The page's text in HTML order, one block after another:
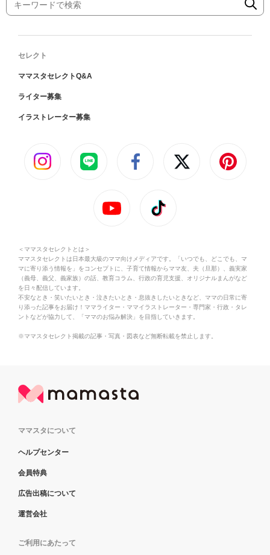
セレクト
ママスタセレクトQ&A
ライター募集
イラストレーター募集
＜ママスタセレクトとは＞
ママスタセレクトは日本最大級のママ向けメディアです。「いつでも、どこでも、マ
マに寄り添う情報を」をコンセプトに、子育て情報からママ友、夫（旦那）、義実家
（義母、義父、義家族）の話、教育コラム、行政の育児支援、オリジナルまんがなど
を日々配信しています。
不安なとき・笑いたいとき・泣きたいとき・息抜きしたいときなど、ママの日常に寄
り添った記事をお届け！ママライター・ママイラストレーター・専門家・行政・タレ
ントなどが協力して、「ママのお悩み解決」を目指していきます。
※ママスタセレクト掲載の記事・写真・図表など無断転載を禁止します。
ママスタについて
ヘルプセンター
会員特典
広告出稿について
運営会社
ご利用にあたって